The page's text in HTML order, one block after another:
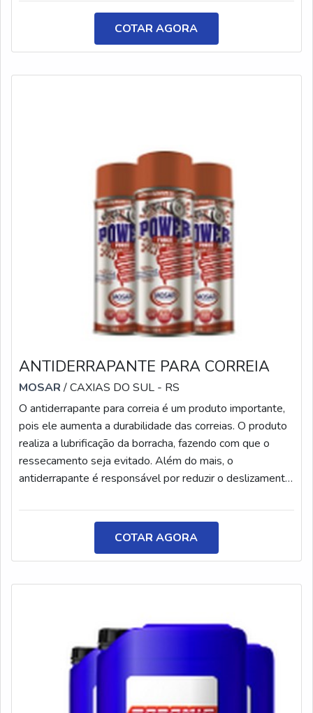
de transformação da borracha.DETALHES SOBRE O
PRODUTOA fórmula da emulsão de silicone, constituída
por polímeros de silicone, apresenta alta durabilidade e
resistência térmica, proporc
COTAR AGORA
ANTIDERRAPANTE PARA CORREIA
MOSAR/ CAXIAS DO SUL - RS
O antiderrapante para correia é um produto importante,
pois ele aumenta a durabilidade das correias. O produto
realiza a lubrificação da borracha, fazendo com que o
ressecamento seja evitado. Além do mais, o
antiderrapante é responsável por reduzir o deslizamento
transferência de força. DETALHES SOBRE O
PRODUTOO produto é utilizado por fábricas, oficinas,
indústrias, entre outras empresas. Ele tem como foco
melhorar o desempenho da relaç
COTAR AGORA